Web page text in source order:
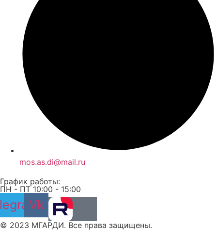
mos.as.di@mail.ru
График работы:
ПН - ПТ 10:00 - 15:00
Vk
© 2023 МГАРДИ. Все права защищены.